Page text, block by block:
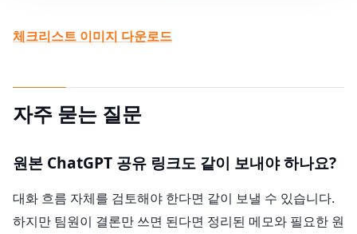
체크리스트 이미지 다운로드
자주 묻는 질문
원본 ChatGPT 공유 링크도 같이 보내야 하나요?
대화 흐름 자체를 검토해야 한다면 같이 보낼 수 있습니다.
하지만 팀원이 결론만 쓰면 된다면 정리된 메모와 필요한 원